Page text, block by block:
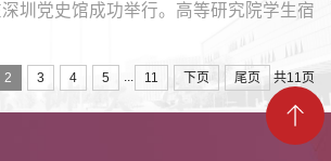
深圳党史馆成功举行。高等研究院学生宿
”、“向党致敬”展演两个环节，全方位考
、表达能力和宣传能力，两位参赛选手
赛中展现高等研究院风采。在“说说我的
2 3 4 5 11 下页 尾页 共11页